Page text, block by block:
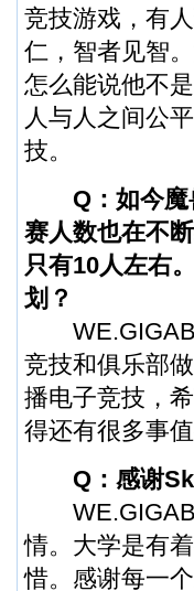
竞技游戏，有
仁，智者见智
怎么能说他不
人与人之间公
技。
Q：如今魔
赛人数也在不
只有10人左右
划？
竞技和俱乐部
播电子竞技，
得还有很多事
Q：感谢
情。大学是有
惜。感谢每一